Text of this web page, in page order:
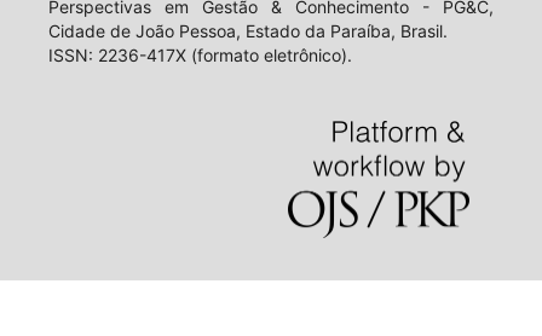
Perspectivas em Gestão & Conhecimento - PG&C,
Cidade de João Pessoa, Estado da Paraíba, Brasil.
ISSN: 2236-417X (formato eletrônico).